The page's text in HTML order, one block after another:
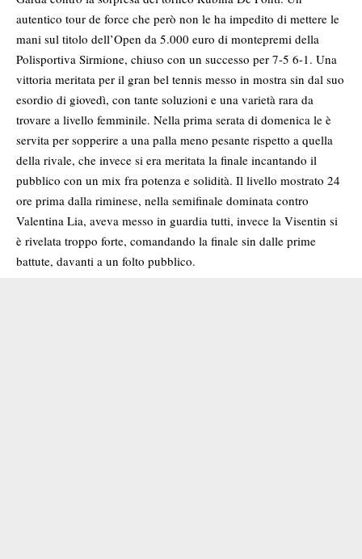
autentico tour de force che però non le ha impedito di mettere le
mani sul titolo dell’Open da 5.000 euro di montepremi della
Polisportiva Sirmione, chiuso con un successo per 7-5 6-1. Una
vittoria meritata per il gran bel tennis messo in mostra sin dal suo
esordio di giovedì, con tante soluzioni e una varietà rara da
trovare a livello femminile. Nella prima serata di domenica le è
servita per sopperire a una palla meno pesante rispetto a quella
della rivale, che invece si era meritata la finale incantando il
pubblico con un mix fra potenza e solidità. Il livello mostrato 24
ore prima dalla riminese, nella semifinale dominata contro
Valentina Lia, aveva messo in guardia tutti, invece la Visentin si
è rivelata troppo forte, comandando la finale sin dalle prime
battute, davanti a un folto pubblico.